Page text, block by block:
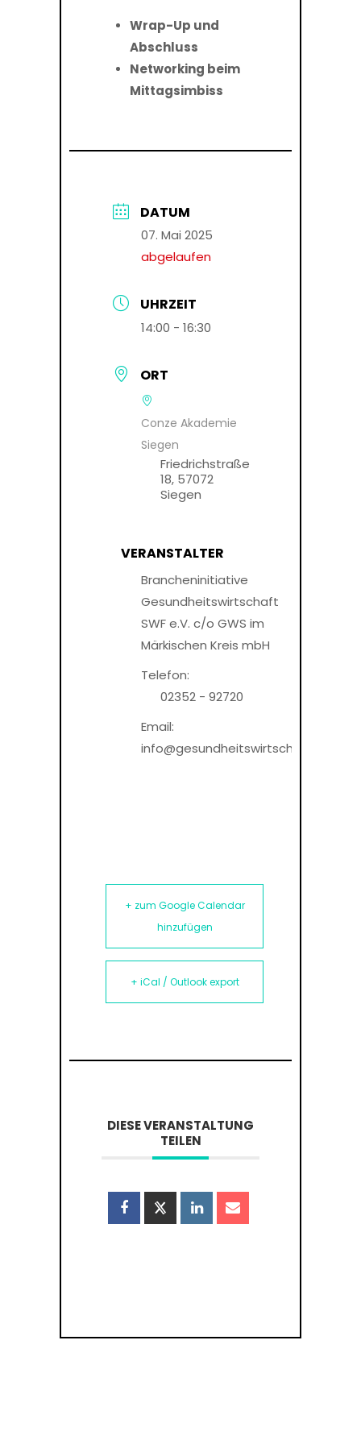
Wrap-Up und
Abschluss
Networking beim
Mittagsimbiss
DATUM
07. Mai 2025
abgelaufen
UHRZEIT
14:00 - 16:30
ORT
Conze Akademie
Siegen
Friedrichstraße
18, 57072
Siegen
VERANSTALTER
Brancheninitiative
Gesundheitswirtschaft
SWF e.V. c/o GWS im
Märkischen Kreis mbH
Telefon:
02352 - 92720
Email:
info@gesundheitswirtschaft.net
+ zum Google Calendar
hinzufügen
+ iCal / Outlook export
DIESE VERANSTALTUNG
TEILEN